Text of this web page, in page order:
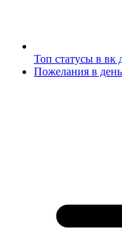
Топ статусы в вк
Пожелания в